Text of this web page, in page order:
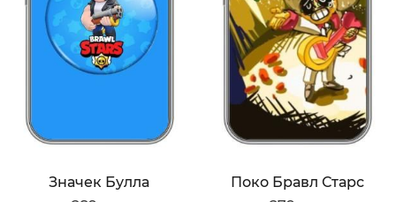
Значек Булла
Поко Бравл Старс